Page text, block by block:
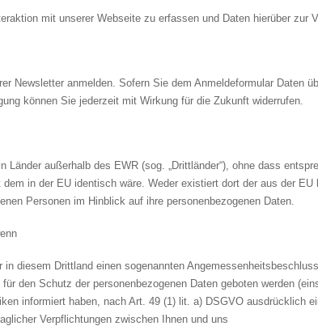
mit unserer Webseite zu erfassen und Daten hierüber zur
Newsletter anmelden. Sofern Sie dem Anmeldeformular Daten
können Sie jederzeit mit Wirkung für die Zukunft widerrufen.
Länder außerhalb des EWR (sog. „Drittländer“), ohne dass
in der EU identisch wäre. Weder existiert dort der aus der
Personen im Hinblick auf ihre personenbezogenen Daten.
diesem Drittland einen sogenannten
den Schutz der personenbezogenen Daten geboten werden
informiert haben, nach Art. 49 (1) lit. a) DSGVO ausdrücklich
Verpflichtungen zwischen Ihnen und uns